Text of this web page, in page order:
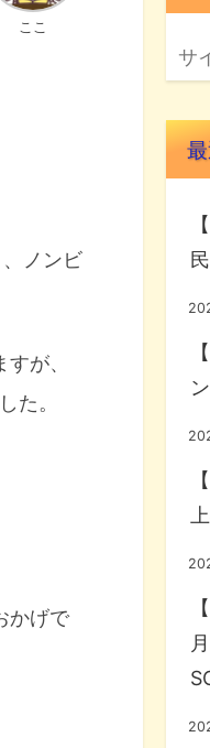
ここ
ノンビ
が、
た。
かげで